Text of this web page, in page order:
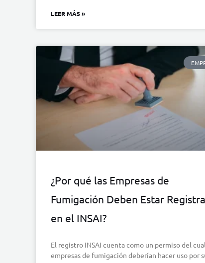
LEER MÁS »
¿Por qué las Empresas de
Fumigación Deben Estar
en el INSAI?
El registro INSAI cuenta como un permiso del
empresas de fumigación deberían hacer uso por